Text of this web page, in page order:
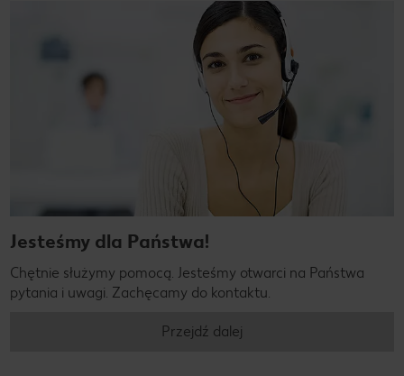
Jesteśmy dla Państwa!
Chętnie służymy pomocą. Jesteśmy otwarci na Państwa
pytania i uwagi. Zachęcamy do kontaktu.
Przejdź dalej